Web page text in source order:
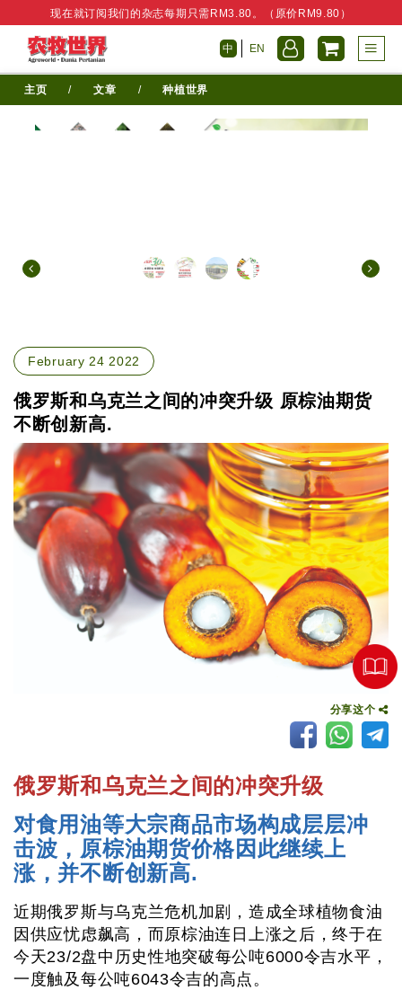
现在就订阅我们的杂志每期只需RM3.80。（原价RM9.80）
中 EN
主页 / 文章 / 种植世界
February 24 2022
俄罗斯和乌克兰之间的冲突升级 原棕油期货
不断创新高.
分享这个
俄罗斯和乌克兰之间的冲突升级
对食用油等大宗商品市场构成层层冲
击波，原棕油期货价格因此继续上
涨，并不断创新高.
近期俄罗斯与乌克兰危机加剧，造成全球植物食油
因供应忧虑飙高，而原棕油连日上涨之后，终于在
今天23/2盘中历史性地突破每公吨6000令吉水平，
一度触及每公吨6043令吉的高点。